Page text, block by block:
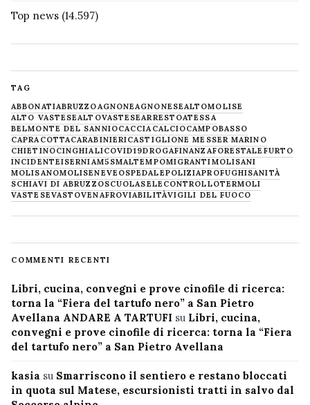
Top news (14.597)
TAG
ABBONATIABRUZZOAGNONEAGNONESEALTOMOLISE
ALTO VASTESEALTOVASTESEARRESTOATESSA
BELMONTE DEL SANNIOCACCIA CALCIOCAMPOBASSO
CAPRACOTTACARABINIERICASTIGLIONE MESSER MARINO
CHIETINOCINGHIALICOVID19DROGAFINANZAFORESTALE FURTO
INCIDENTEISERNIAM5SMALTEMPOMIGRANTIMOLISANI
MOLISANOMOLISENEVE OSPEDALEPOLIZIAPROFUGHISANITÀ
SCHIAVI DI ABRUZZOSCUOLASELECONTROLLOTERMOLI
VASTESEVASTOVENAFROVIABILITÀVIGILI DEL FUOCO
COMMENTI RECENTI
Libri, cucina, convegni e prove cinofile di ricerca:
torna la “Fiera del tartufo nero” a San Pietro
Avellana ANDARE A TARTUFI su Libri, cucina,
convegni e prove cinofile di ricerca: torna la “Fiera
del tartufo nero” a San Pietro Avellana
kasia su Smarriscono il sentiero e restano bloccati
in quota sul Matese, escursionisti tratti in salvo dal